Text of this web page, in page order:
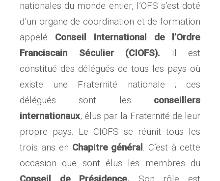
nationales du monde entier, l’OFS s’est doté
d’un organe de coordination et de formation
appelé Conseil International de l’Ordre
Franciscain Séculier
(CIOFS). Il est
constitué des délégués de tous les pays où
existe une Fraternité nationale ; ces
délégués sont les conseillers
internationaux, élus par la Fraternité de leur
propre pays. Le CIOFS se réunit tous les
trois ans en Chapitre général. C’est à cette
occasion que sont élus les membres du